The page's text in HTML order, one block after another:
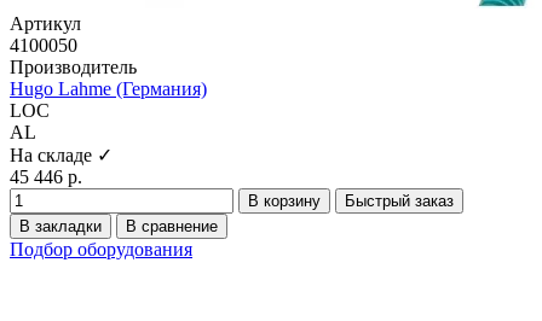
Артикул
4100050
Производитель
Hugo Lahme (Германия)
LOC
AL
На складе ✓
45 446 р.
В корзину
Быстрый заказ
В закладки
В сравнение
Подбор оборудования